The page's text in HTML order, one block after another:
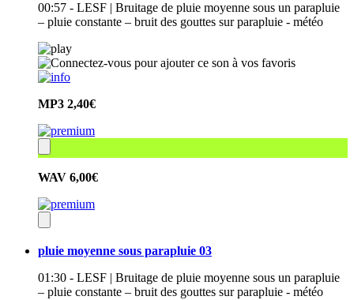
00:57 - LESF | Bruitage de pluie moyenne sous un parapluie
– pluie constante – bruit des gouttes sur parapluie - météo
MP3 2,40€
WAV 6,00€
pluie moyenne sous parapluie 03
01:30 - LESF | Bruitage de pluie moyenne sous un parapluie
– pluie constante – bruit des gouttes sur parapluie - météo